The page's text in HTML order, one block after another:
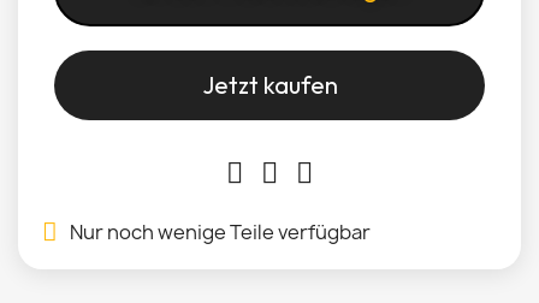
Jetzt kaufen
Nur noch wenige Teile verfügbar